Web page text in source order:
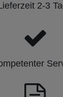
2-3